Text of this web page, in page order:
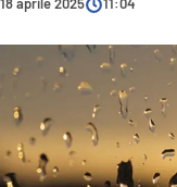
SANITÀ
SPORT
CULTURA